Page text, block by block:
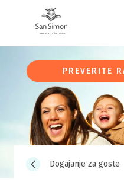
PREVERITE
Dogajanje za goste